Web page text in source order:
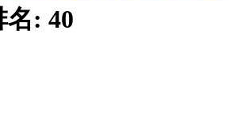
名: 40